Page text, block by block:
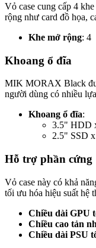
Vỏ case cung cấp 4
rộng như card đồ họa,
Khe mở rộng: 4
Khoang ổ đĩa
MIK MORAX Black
người dùng có nhiều
Khoang ổ đĩa:
3.5" HDD
2.5" SSD
Hỗ trợ phần cứng
Vỏ case này có khả
tối ưu hóa hiệu suất hệ
Chiều dài GPU
Chiều cao tản
Chiều dài PSU